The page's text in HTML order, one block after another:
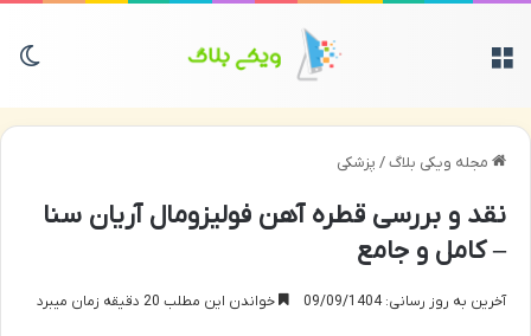
مجله ویکی بلاگ/ پزشکی
نقد و بررسی قطره آهن فولیزومال آریان سنا
– کامل و جامع
آخرین به روز رسانی: 09/09/1404 خواندن این مطلب 20 دقیقه زمان میبرد